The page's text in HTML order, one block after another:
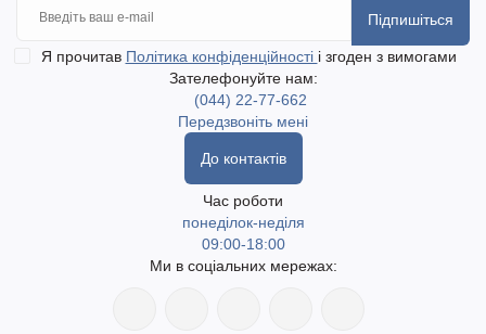
Підпишіться
Я прочитав Політика конфіденційності і згоден з вимогами
Зателефонуйте нам:
(044) 22-77-662
Передзвоніть мені
До контактів
Час роботи
понеділок-неділя
09:00-18:00
Ми в соціальних мережах: